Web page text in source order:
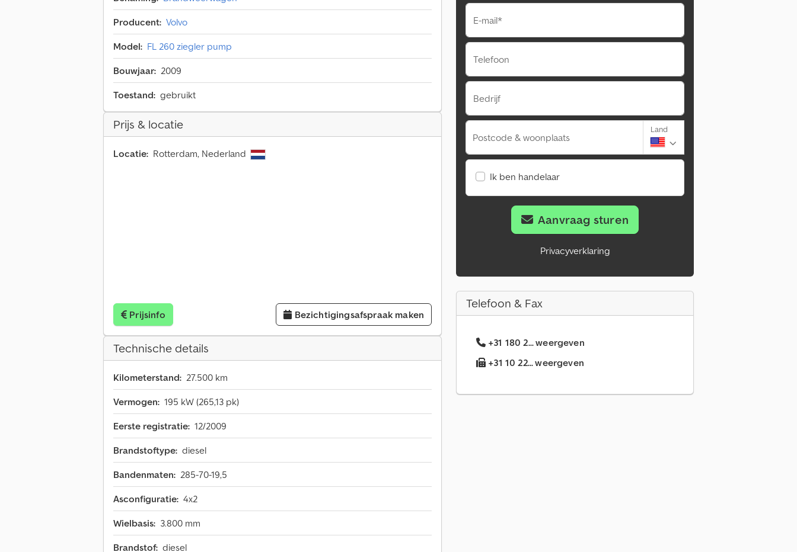
Producent: Volvo
Model: FL 260 ziegler pump
Bouwjaar: 2009
Toestand: gebruikt
Prijs & locatie
Locatie: Rotterdam, Nederland
Prijsinfo Bezichtigingsafspraak maken
Technische details
Kilometerstand: 27.500 km
Vermogen: 195 kW (265,13 pk)
Eerste registratie: 12/2009
Brandstoftype: diesel
Bandenmaten: 285-70-19,5
Asconfiguratie: 4x2
Wielbasis: 3.800 mm
Brandstof: diesel
E-mail*
Telefoon
Bedrijf
Postcode & woonplaats
Land
Ik ben handelaar
Aanvraag sturen
Privacyverklaring
Telefoon & Fax
+31 180 2... weergeven
+31 10 22... weergeven